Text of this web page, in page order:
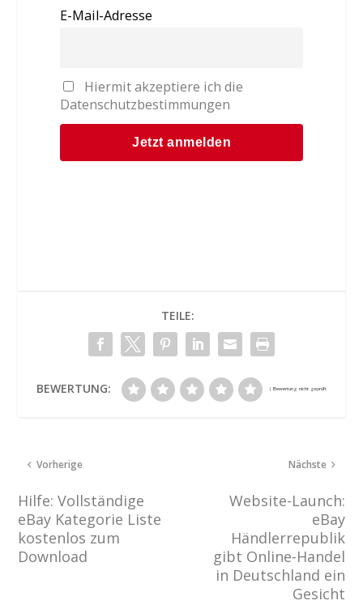
E-Mail-Adresse
Hiermit akzeptiere ich die
Datenschutzbestimmungen
TEILE:
BEWERTUNG:
Vorherige
Hilfe: Vollständige
eBay Kategorie Liste
kostenlos zum
Download
Nächste
Website-Launch:
eBay
Händlerrepublik
gibt Online-Handel
in Deutschland ein
Gesicht